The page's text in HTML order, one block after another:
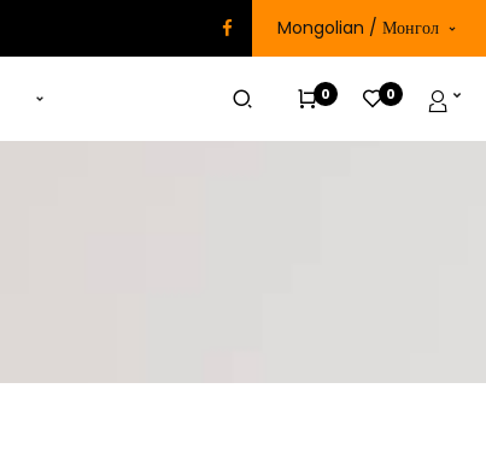
Mongolian / Монгол
0 0